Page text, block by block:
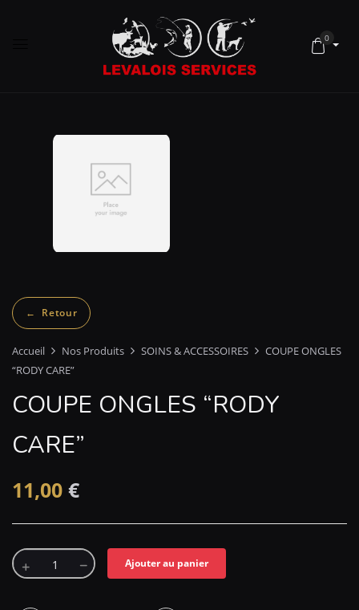
0
Accueil Nos Produits SOINS & ACCESSOIRES
COUPE ONGLES
“RODY CARE”
COUPE ONGLES “RODY
CARE”
11,00 €
Ajouter au panier